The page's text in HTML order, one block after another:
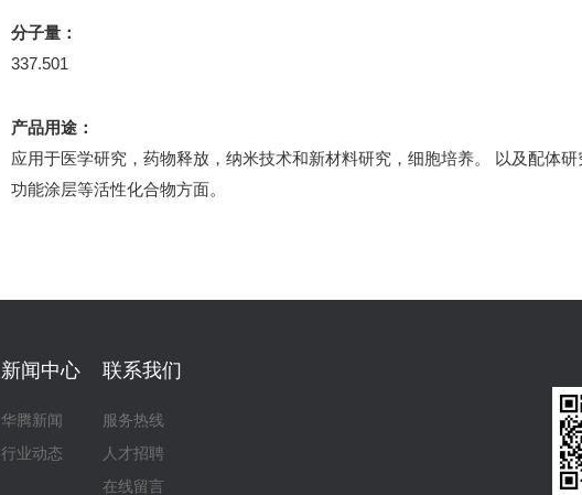
分子量：
337.501
产品用途：
应用于医学研究，药物释放，纳米技术和新材料研究，细胞培养。 以及配体
功能涂层等活性化合物方面。
新闻中心
华腾新闻
行业动态
联系我们
服务热线
人才招聘
在线留言